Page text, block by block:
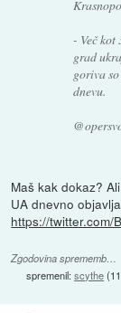
- Več kot
grad
goriva
dnevu.
Maš kak dokaz?
UA dnevno
https://twitter.com/
Zgodovina sprememb…
spremenil:scythe(